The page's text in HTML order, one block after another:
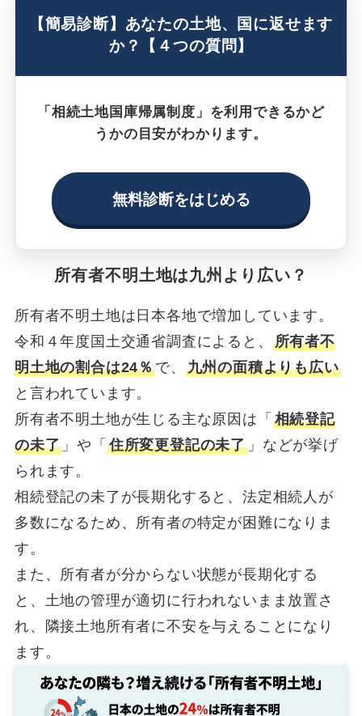
【簡易診断】あなたの土地、国に返せます
か？【４つの質問】
「相続土地国庫帰属制度」を利用できるかど
うかの目安がわかります。
無料診断をはじめる
所有者不明土地は九州より広い？
所有者不明土地は日本各地で増加しています。
令和４年度国土交通省調査によると、 所有者不
明土地の割合は24％で、 九州の面積よりも広い
と言われています。
所有者不明土地が生じる主な原因は「 相続登記
の未了 」や「 住所変更登記の未了 」などが挙げ
られます。
相続登記の未了が長期化すると、法定相続人が
多数になるため、所有者の特定が困難になりま
す。
また、所有者が分からない状態が長期化する
と、土地の管理が適切に行われないまま放置さ
れ、隣接土地所有者に不安を与えることになり
ます。